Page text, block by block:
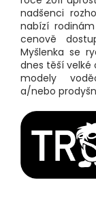
nadšenci
nabízí
cenově
Myšlenka se
dnes těší velké
modely
a/nebo